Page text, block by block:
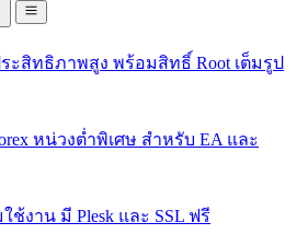
ะสิทธิภาพสูง พร้อมสิทธิ์ Root เต็มรูป
หน่วงต่ำพิเศษ สำหรับ EA และ
ช้งาน มี Plesk และ SSL ฟรี